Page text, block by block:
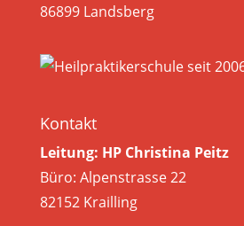
86899 Landsberg
Kontakt
Leitung: HP Christina Peitz
Büro: Alpenstrasse 22
82152 Krailling